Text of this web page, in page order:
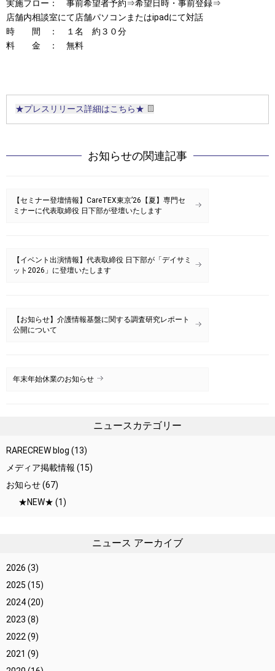
実施フロー： 事前希望者予約⇒希望日時・事前登録⇒
店舗内相談室にて店舗パソコンまたはipadにて対話
時 間 ： １名 約３０分
料 金 ： 無料
★プレスリリース詳細はこちら★
お知らせの関連記事
【セミナー登壇情報】CareTEX東京’26【夏】専門セ
ミナーに代表取締役 日下部が登壇いたします
【イベント出演情報】代表取締役 日下部が「デイサミ
ット2026」に登壇いたします
【お知らせ】介護情報基盤に関する調査研究レポート
公開について
年末年始休業のお知らせ
ニュースカテゴリー
RARECREW blog (13)
メディア掲載情報 (15)
お知らせ(67)
★NEW★ (1)
ニュース アーカイブ
2026 (3)
2025 (15)
2024(20)
2023 (8)
2022 (9)
2021 (9)